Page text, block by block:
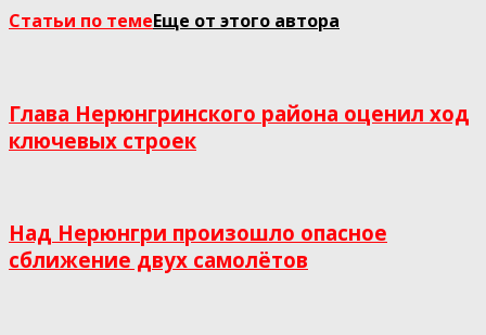
Статьи по темеЕще от этого автора
Глава Нерюнгринского района оценил ход
ключевых строек
Над Нерюнгри произошло опасное
сближение двух самолётов